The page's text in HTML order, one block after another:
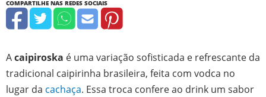
Acaipiroska é uma variação sofisticada e refrescante da
tradicional caipirinha brasileira, feita com vodca no
lugar da cachaça. Essa troca confere ao drink um sabor